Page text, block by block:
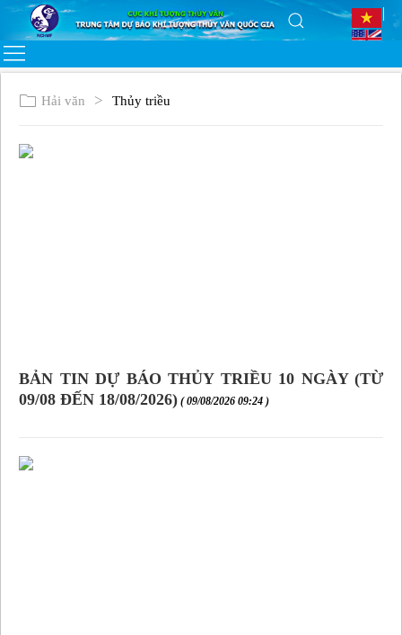
Hải văn Thủy triều
BẢN TIN DỰ BÁO THỦY TRIỀU 10 NGÀY (TỪ
09/08 ĐẾN 18/08/2026) ( 09/08/2026 09:24 )